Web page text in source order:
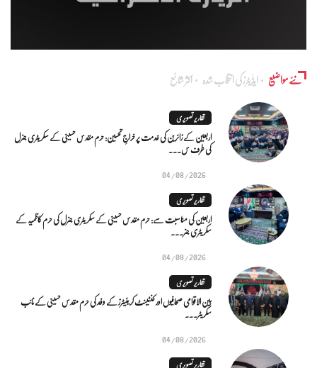
نئے مواضیع ایڈٰیٹرز کی انتخاب شدہ اکثر شائع
تقاریر تصویری
اربعین کے زائرین کی خدمت پر خراجِ تحسین: حرم مقدس حسینی کے سکریٹری جنرل
کی طرف س...
04/08/2026
تقاریر تصویری
اربعین کی مناسبت سے: حرم مقدس حسینی کے سکریٹری جنرل کی حرم کاظمیہ کے
سکریٹری جنر...
04/08/2026
تقاریر تصویری
بین الاقوامی صحافیوں اور کنٹینٹ کریئیٹرز کے وفد کی حرم مقدس حسینی کے نائب
سکریٹر...
04/08/2026
تقاریر تصویری